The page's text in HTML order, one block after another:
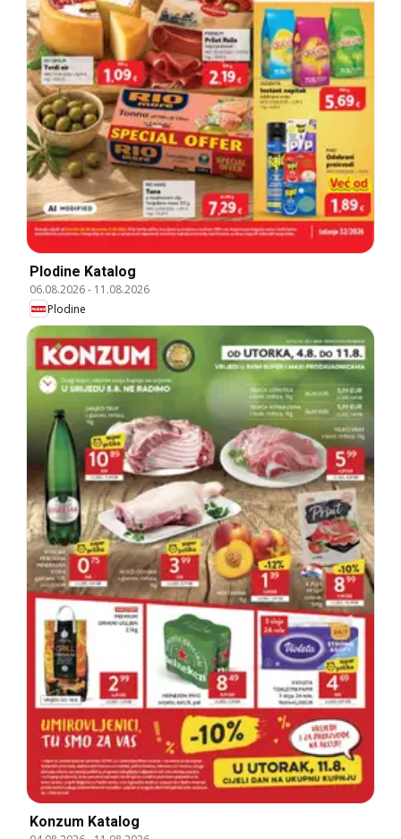
Plodine Katalog
06.08.2026- 11.08.2026
Plodine
Konzum Katalog